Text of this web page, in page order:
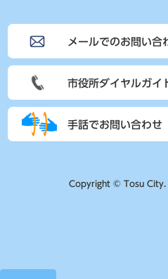
メールでのお問い合
市役所ダイヤルガイ
手話でお問い合わせ
Copyright © Tosu City.